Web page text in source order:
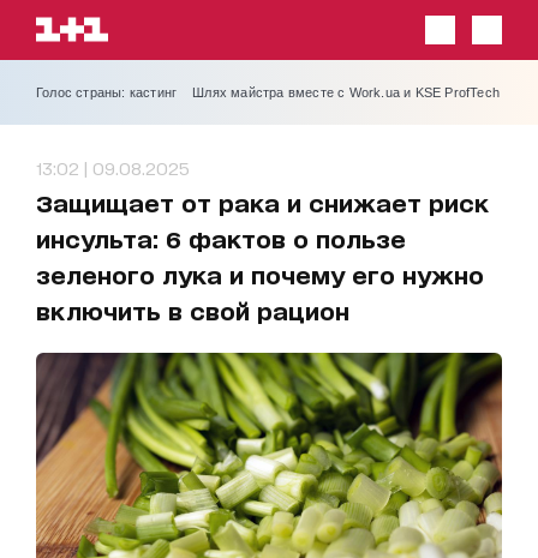
Голос страны: кастинг Шлях майстра вместе с Work.ua и KSE ProfTech
13:02 | 09.08.2025
Защищает от рака и снижает риск
инсульта: 6 фактов о пользе
зеленого лука и почему его нужно
включить в свой рацион